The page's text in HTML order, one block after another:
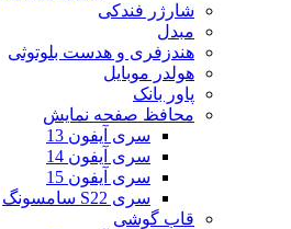
شارژر فندکی
مبدل
هندزفری و هدست بلوتوثی
هولدر موبایل
پاور بانک
محافظ صفحه نمایش
سری آیفون 13
سری آیفون 14
سری آیفون 15
سری S22 سامسونگ
قاب گوشی